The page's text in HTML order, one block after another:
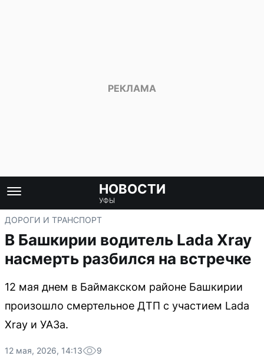
НОВОСТИ
УФЫ
ДОРОГИ И ТРАНСПОРТ
В Башкирии водитель Lada Xray
насмерть разбился на встречке
12 мая днем в Баймакском районе Башкирии
произошло смертельное ДТП с участием Lada
Xray и УАЗа.
12 мая, 2026, 14:13 9